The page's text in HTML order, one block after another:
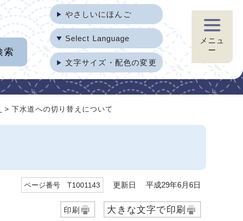
やさしいにほんご
Select Language
文字サイズ・配色の変更
メニュ
ー
> 下水道への切り替えについて
ページ番号 T1001143 更新日 平成29年6月6日
印刷 大きな文字で印刷